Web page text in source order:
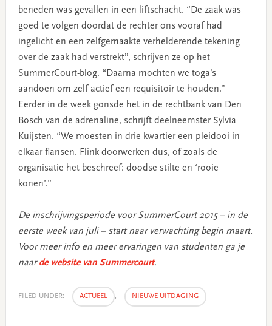
beneden was gevallen in een liftschacht. “De zaak was
goed te volgen doordat de rechter ons vooraf had
ingelicht en een zelfgemaakte verhelderende tekening
over de zaak had verstrekt”, schrijven ze op het
SummerCourt-blog. “Daarna mochten we toga’s
aandoen om zelf actief een requisitoir te houden.”
Eerder in de week gonsde het in de rechtbank van Den
Bosch van de adrenaline, schrijft deelneemster Sylvia
Kuijsten. “We moesten in drie kwartier een pleidooi in
elkaar flansen. Flink doorwerken dus, of zoals de
organisatie het beschreef: doodse stilte en ‘rooie
konen’.”
De inschrijvingsperiode voor SummerCourt 2015 – in de
eerste week van juli – start naar verwachting begin maart.
Voor meer info en meer ervaringen van studenten ga je
naarde website van Summercourt.
FILED UNDER: ACTUEEL , NIEUWE UITDAGING